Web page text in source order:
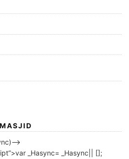
_Hasync= _Hasync|| [];